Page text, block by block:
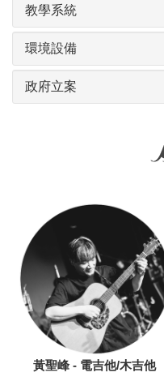
教學系統
環境設備
政府立案
黃聖峰 - 電吉他/木吉他